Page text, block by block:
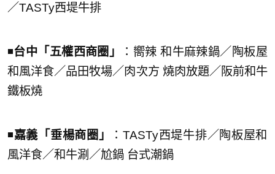
／TASTy西堤牛排
◾️台中「五權西商圈」
：嚮辣 和牛麻辣鍋／陶板屋
和風洋食／品田牧場／肉次方 燒肉放題／阪前和牛
鐵板燒
◾️嘉義「垂楊商圈」
：TASTy西堤牛排／陶板屋和
風洋食／和牛涮／尬鍋 台式潮鍋